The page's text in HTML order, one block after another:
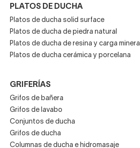
PLATOS DE DUCHA
Platos de ducha solid surface
Platos de ducha de piedra natural
Platos de ducha de resina y carga mineral
Platos de ducha cerámica y porcelana
GRIFERÍAS
Grifos de bañera
Grifos de lavabo
Conjuntos de ducha
Grifos de ducha
Columnas de ducha e hidromasaje